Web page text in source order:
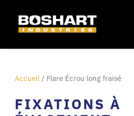
Accueil / Flare Écrou long fraisé
FIXATIONS À